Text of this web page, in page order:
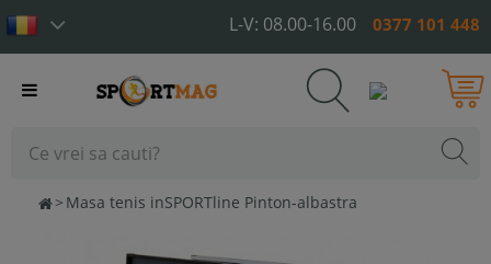
L-V: 08.00-16.00 0377 101 448
Toggle
> Masa tenis inSPORTline Pinton-albastra